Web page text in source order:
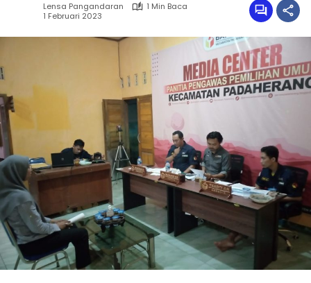
Lensa Pangandaran
1 Min Baca
1 Februari 2023